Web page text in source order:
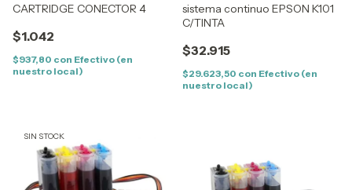
CARTRIDGE CONECTOR 4
$1.042
$937,80 con Efectivo (en
nuestro local)
sistema continuo EPSON K101
C/TINTA
$32.915
$29.623,50 con Efectivo (en
nuestro local)
SIN STOCK